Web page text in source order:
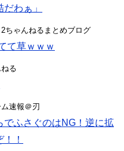
わぁ」
ちゃんねるまとめブログ
て草ｗｗｗ
る
速報＠刃
でふさぐのはNG！逆に拡
！